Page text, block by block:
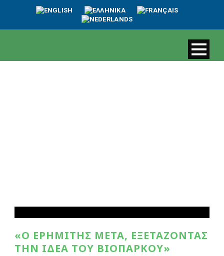
«Ο ΕΡΗΜΊΤΗΣ ΜΕΤΆ, ΕΞΕΤΆΖΟΝΤΑΣ
ΤΗΝ ΙΔΈΑ ΤΟΥ ΒΙΟΠΆΡΚΟΥ»